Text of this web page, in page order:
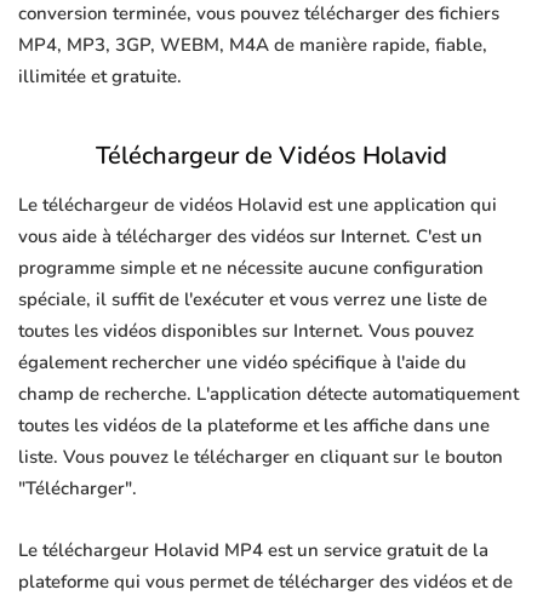
conversion terminée, vous pouvez télécharger des fichiers
MP4, MP3, 3GP, WEBM, M4A de manière rapide, fiable,
illimitée et gratuite.
Téléchargeur de Vidéos Holavid
Le téléchargeur de vidéos Holavid est une application qui
vous aide à télécharger des vidéos sur Internet. C'est un
programme simple et ne nécessite aucune configuration
spéciale, il suffit de l'exécuter et vous verrez une liste de
toutes les vidéos disponibles sur Internet. Vous pouvez
également rechercher une vidéo spécifique à l'aide du
champ de recherche. L'application détecte automatiquement
toutes les vidéos de la plateforme et les affiche dans une
liste. Vous pouvez le télécharger en cliquant sur le bouton
"Télécharger".
Le téléchargeur Holavid MP4 est un service gratuit de la
plateforme qui vous permet de télécharger des vidéos et de